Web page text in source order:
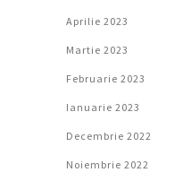
Aprilie 2023
Martie 2023
Februarie 2023
Ianuarie 2023
Decembrie 2022
Noiembrie 2022